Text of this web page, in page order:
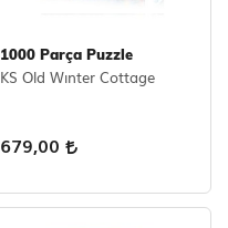
1000 Parça Puzzle
KS Old Wınter Cottage
679,00